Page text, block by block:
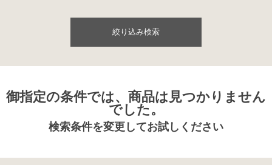
絞り込み検索
御指定の条件では、商品は見つかりません
でした。
検索条件を変更してお試しください